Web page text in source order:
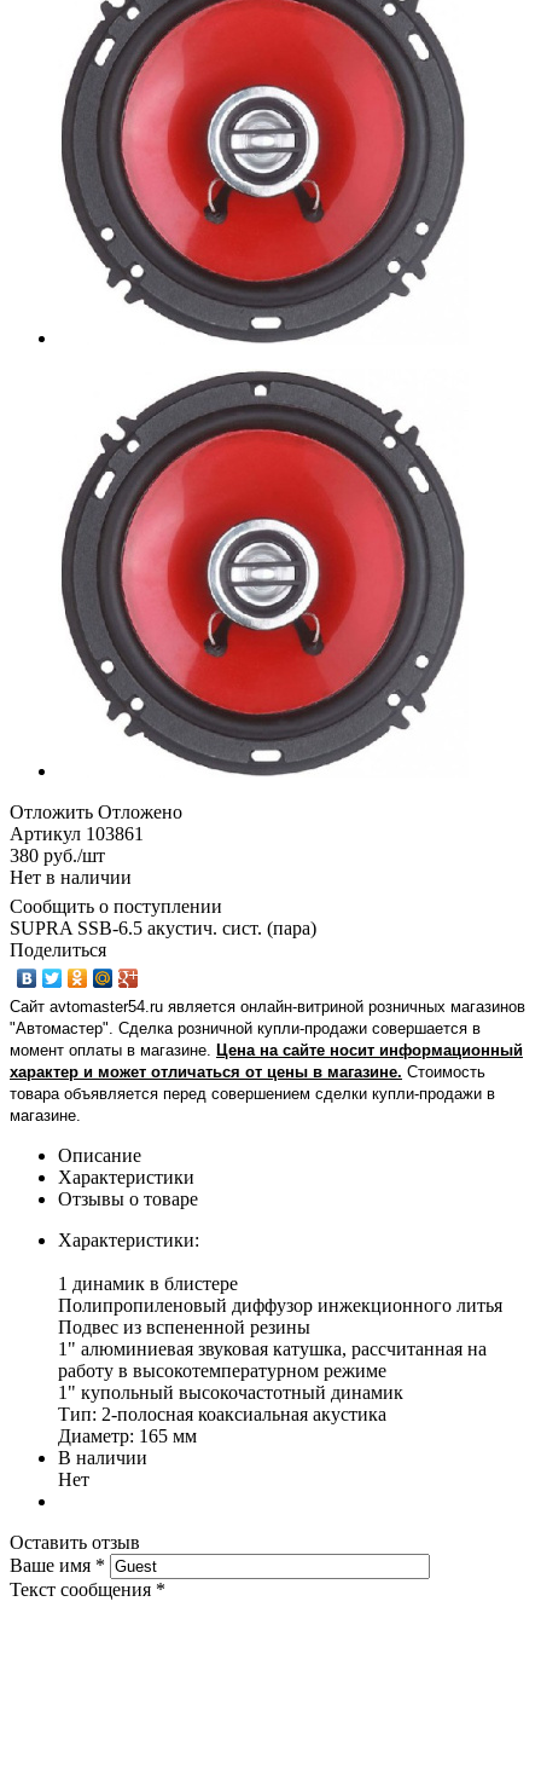
Отложить Отложено
Артикул 103861
380 руб./шт
Нет в наличии
Сообщить о поступлении
SUPRA SSB-6.5 акустич. сист. (пара)
Поделиться
Сайт avtomaster54.ru является онлайн-витриной розничных магазинов
"Автомастер". Сделка розничной купли-продажи совершается в
момент оплаты в магазине.
Цена на сайте носит информационный
характер и может отличаться от цены в магазине. Стоимость
товара объявляется перед совершением сделки купли-продажи в
магазине
Описание
Характеристики
Отзывы о товаре
Характеристики:
1 динамик в блистере
Полипропиленовый диффузор инжекционного литья
Подвес из вспененной резины
1" алюминиевая звуковая катушка, рассчитанная на
работу в высокотемпературном режиме
1" купольный высокочастотный динамик
Тип: 2-полосная коаксиальная акустика
Диаметр: 165 мм
В наличии
Нет
Оставить отзыв
Ваше имя *
Текст сообщения *